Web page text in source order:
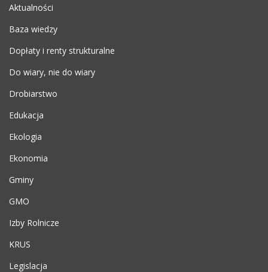
Aktualności
Baza wiedzy
Dopłaty i renty strukturalne
Do wiary, nie do wiary
Drobiarstwo
Edukacja
Ekologia
Ekonomia
Gminy
GMO
Izby Rolnicze
KRUS
Legislacja